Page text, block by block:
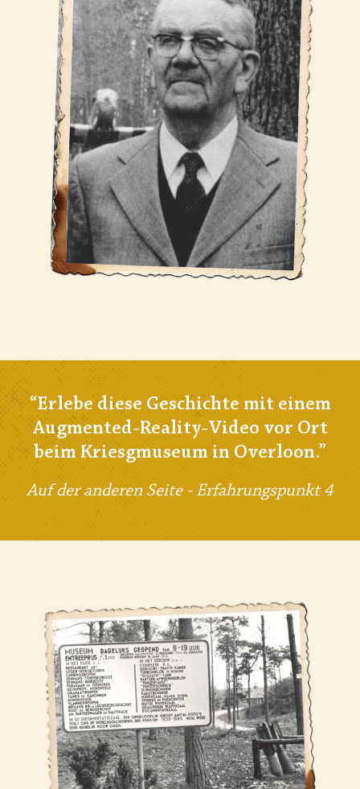
“Erlebe diese Geschichte mit einem
Augmented-Reality-Video vor Ort
beim Kriesgmuseum in Overloon.”
Auf der anderen Seite - Erfahrungspunkt 4